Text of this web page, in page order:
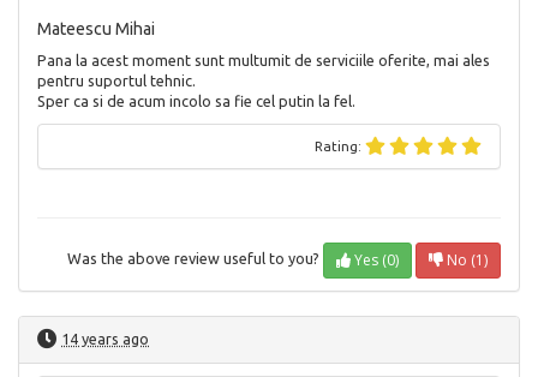
Mateescu Mihai
Pana la acest moment sunt multumit de serviciile oferite, mai ales
pentru suportul tehnic.
Sper ca si de acum incolo sa fie cel putin la fel.
Rating:
Was the above review useful to you? Yes (0) No (1)
14 years ago